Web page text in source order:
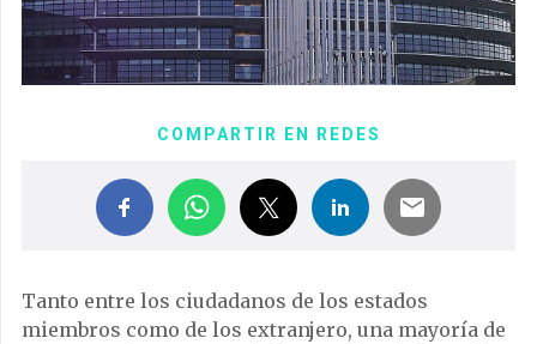
COMPARTIR EN REDES
Tanto entre los ciudadanos de los estados
miembros como de los extranjero, una mayoría de